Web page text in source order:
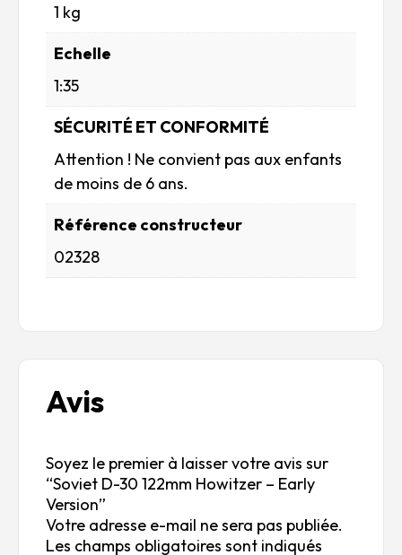
1 kg
Echelle
1:35
SÉCURITÉ ET CONFORMITÉ
Attention ! Ne convient pas aux enfants
de moins de 6 ans.
Référence constructeur
02328
Avis
Soyez le premier à laisser votre avis sur
“Soviet D-30 122mm Howitzer – Early
Version”
Votre adresse e-mail ne sera pas publiée.
Les champs obligatoires sont indiqués